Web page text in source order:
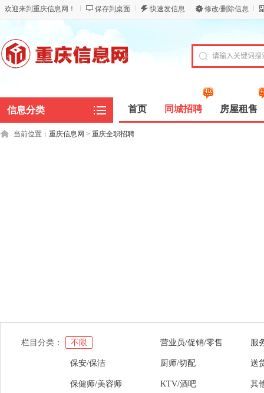
欢迎来到重庆信息网！ 保存到桌面 快速发信息 修改/删除信息
信息分类 首页 同城招聘 房屋租售
当前位置： 重庆信息网 > 重庆全职招聘
栏目分类： 不限 营业员/促销/零售 服
保安/保洁 厨师/切配 送
保健师/美容师 KTV/酒吧 其